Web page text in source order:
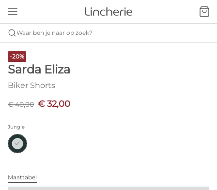
Waar ben je naar op zoek?
-20%
Sarda Eliza
Biker Shorts
€ 40,00 € 32,00
Jungle
Maattabel